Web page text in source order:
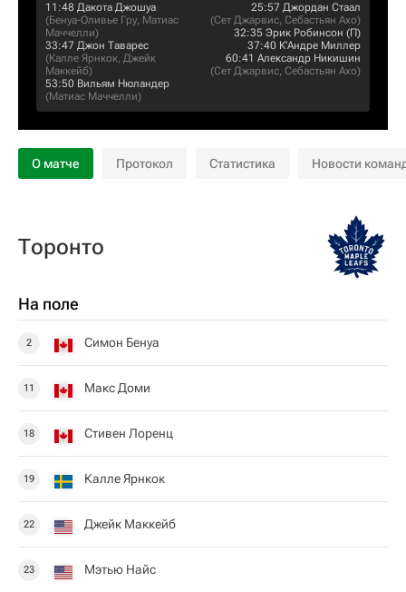
11:48 Дакота Джошуа
(Бенуа-Оливье Гру, Матиас
Маччелли)
33:47 Джон Таварес
(Калле Ярнкок, Джейк
Маккейб)
53:50 Вильям Нюландер
(Матиас Маччелли)
25:57 Джордан Стаал
(Сет Джарвис, Себастьян Ахо)
32:35 Эрик Робинсон (П)
37:40 К'Андре Миллер
60:41 Александр Никишин
(Сет Джарвис, Себастьян Ахо)
О матче Протокол Статистика Новости
Торонто
На поле
2 Симон Бенуа
11 Макс Доми
18 Стивен Лоренц
19 Калле Ярнкок
22 Джейк Маккейб
23 Мэтью Найс